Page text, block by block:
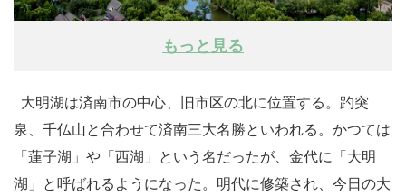
もっと見る
大明湖は済南市の中心、旧市区の北に位置する。趵突
泉、千仏山と合わせて済南三大名勝といわれる。かつては
「蓮子湖」や「西湖」という名だったが、金代に「大明
湖」と呼ばれるようになった。明代に修築され、今日の大